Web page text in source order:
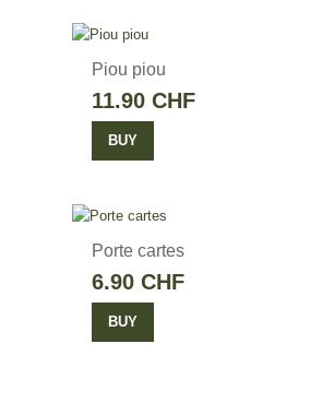
Piou piou
11.90 CHF
BUY
Porte cartes
6.90 CHF
BUY